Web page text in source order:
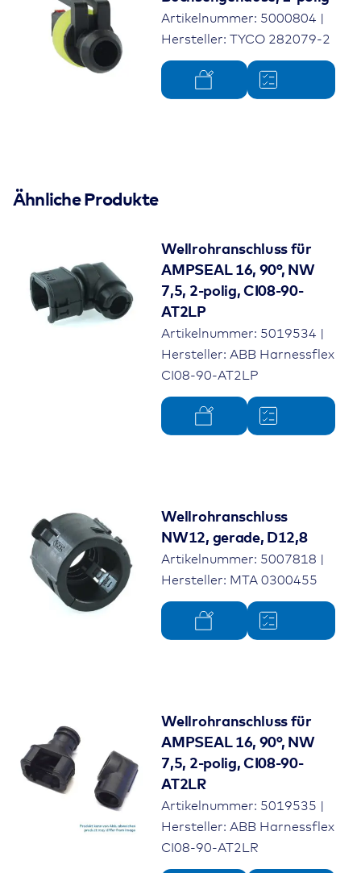
NC08/NW 7,5
Steckerfamilie TE SuperSeal
Artikelnummer: 5000804 |
Hersteller: TYCO 282079-2
Ähnliche Produkte
Wellrohranschluss für
AMPSEAL 16, 90°, NW
7,5, 2-polig, CI08-90-
AT2LP
Artikelnummer: 5019534 |
Hersteller: ABB Harnessflex
CI08-90-AT2LP
Wellrohranschluss
NW12, gerade, D12,8
Artikelnummer: 5007818 |
Hersteller: MTA 0300455
Wellrohranschluss für
AMPSEAL 16, 90°, NW
7,5, 2-polig, CI08-90-
AT2LR
Artikelnummer: 5019535 |
Hersteller: ABB Harnessflex
CI08-90-AT2LR